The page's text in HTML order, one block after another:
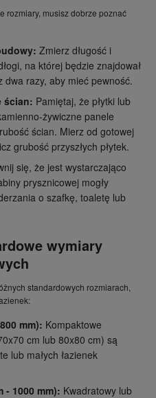
rozmiary, musisz dobrze poznać
Zmierz długość i
na której będzie znajdował
razy, aby mieć pewność.
ścian: Pamiętaj, że płytki lub
żywiczne panele
ścian. Mierz od gotowej
grubość przyszłych płytek.
się, że jest wystarczająco
prysznicowej mogły
o szafkę, toaletę lub
wymiary
standardowych rozmiarach,
mm): Kompaktowe
cm lub 80x80 cm) są
lub małych łazienek
- 1000 mm): Kwadratowy lub